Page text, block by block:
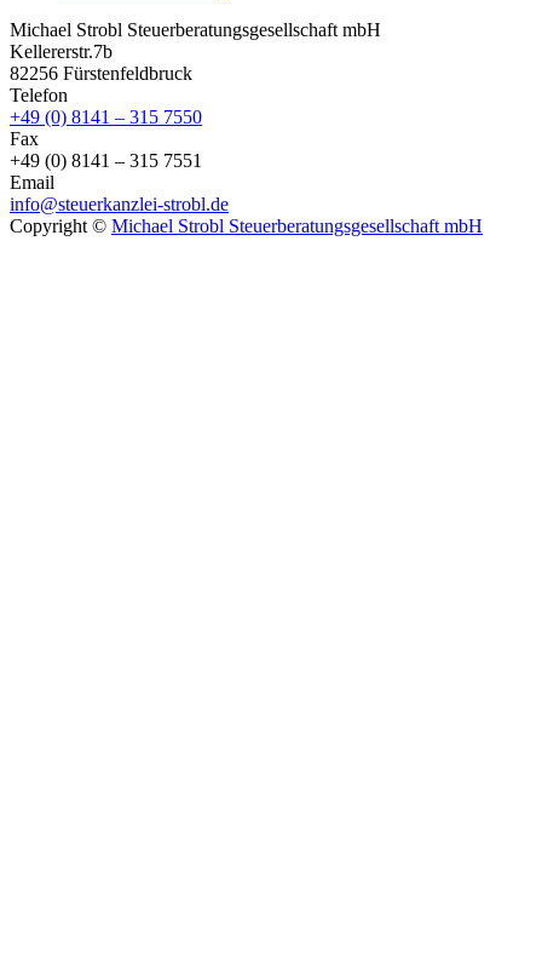
Michael Strobl Steuerberatungsgesellschaft mbH
Kellererstr.7b
82256 Fürstenfeldbruck
Telefon
+49 (0) 8141 – 315 7550
Fax
+49 (0) 8141 – 315 7551
Email
info@steuerkanzlei-strobl.de
Copyright © Michael Strobl Steuerberatungsgesellschaft mbH